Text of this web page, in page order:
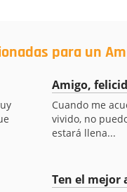
para un
Amigo,
Cuando me
vivido, no
estará llena...
Ten el mejor